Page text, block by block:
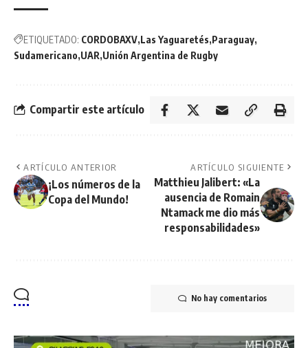
ETIQUETADO: CORDOBAXV Las Yaguaretés Paraguay
Sudamericano UAR Unión Argentina de Rugby
Compartir este artículo
ARTÍCULO ANTERIOR
¡Los números de la
Copa del Mundo!
ARTÍCULO SIGUIENTE
Matthieu Jalibert: «La
ausencia de Romain
Ntamack me dio más
responsabilidades»
No hay comentarios